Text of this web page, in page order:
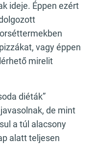
ideje. Éppen ezért
vagy éppen
mirelit
diéták”
de mint
a túl alacsony
alatt teljesen